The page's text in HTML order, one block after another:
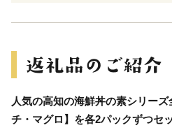
人気の高知の海鮮丼の素シリー
チ・マグロ】を各2パックずつセ